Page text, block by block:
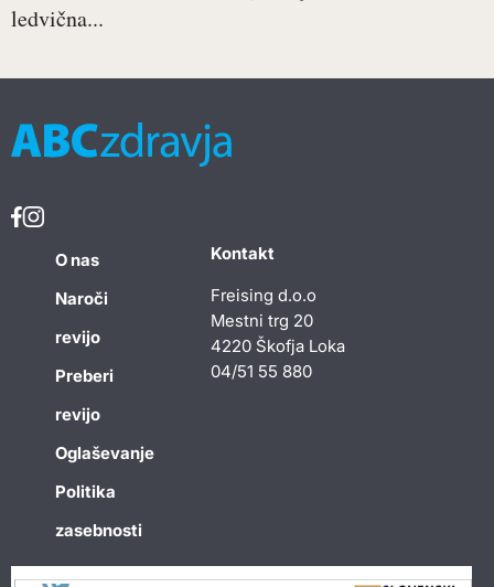
ledvična...
O nas
Naroči
revijo
Preberi
revijo
Oglaševanje
Politika
zasebnosti
Kontakt
Freising d.o.o
Mestni trg 20
4220 Škofja Loka
04/51 55 880